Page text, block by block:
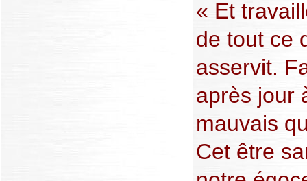
« Et
de tout ce
asservit.
après jour
mauvais
Cet être